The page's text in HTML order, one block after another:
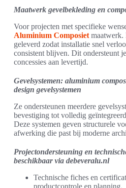
Maatwerk gevelbekleding en
Voor projecten met specifieke
Aluminium Composiet maatwerk.
geleverd zodat installatie snel
consistent blijven. Dit ondersteunt
concessies aan levertijd.
Gevelsystemen: aluminium
design gevelsystemen
Ze ondersteunen meerdere
bevestiging tot volledig
Deze systemen geven structurele
afwerking die past bij moderne
Projectondersteuning en
beschikbaar via debeveralu.nl
Technische fiches en